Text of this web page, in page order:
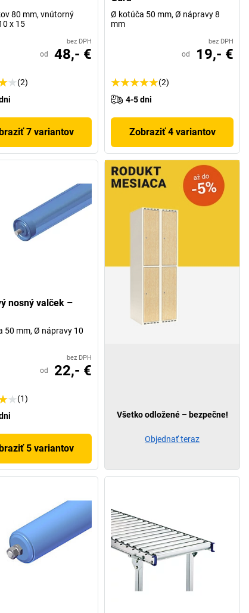
80 mm, vnútorný
x 15
bez DPH
od 48,- €
(2)
7 variantov
Ø kotúča 50 mm, Ø nápravy 8
mm
bez DPH
od 19,- €
(2)
4-5 dni
Zobraziť 4 variantov
nosný valček –
50 mm, Ø nápravy 10
bez DPH
od 22,- €
(1)
5 variantov
Všetko odložené – bezpečne!
Objednať teraz